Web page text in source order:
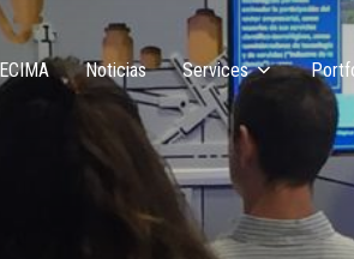
Noticias Services